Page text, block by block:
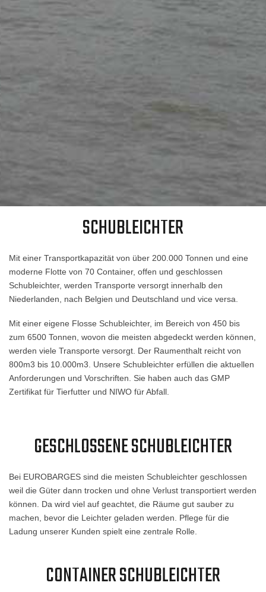
SCHUBLEICHTER
Mit einer Transportkapazität von über 200.000 Tonnen und eine
moderne Flotte von 70 Container, offen und geschlossen
Schubleichter, werden Transporte versorgt innerhalb den
Niederlanden, nach Belgien und Deutschland und vice versa.
Mit einer eigene Flosse Schubleichter, im Bereich von 450 bis
zum 6500 Tonnen, wovon die meisten abgedeckt werden können,
werden viele Transporte versorgt. Der Raumenthalt reicht von
800m3 bis 10.000m3. Unsere Schubleichter erfüllen die aktuellen
Anforderungen und Vorschriften. Sie haben auch das GMP
Zertifikat für Tierfutter und NIWO für Abfall.
GESCHLOSSENE SCHUBLEICHTER
Bei EUROBARGES sind die meisten Schubleichter geschlossen
weil die Güter dann trocken und ohne Verlust transportiert werden
können. Da wird viel auf geachtet, die Räume gut sauber zu
machen, bevor die Leichter geladen werden. Pflege für die
Ladung unserer Kunden spielt eine zentrale Rolle.
CONTAINER SCHUBLEICHTER